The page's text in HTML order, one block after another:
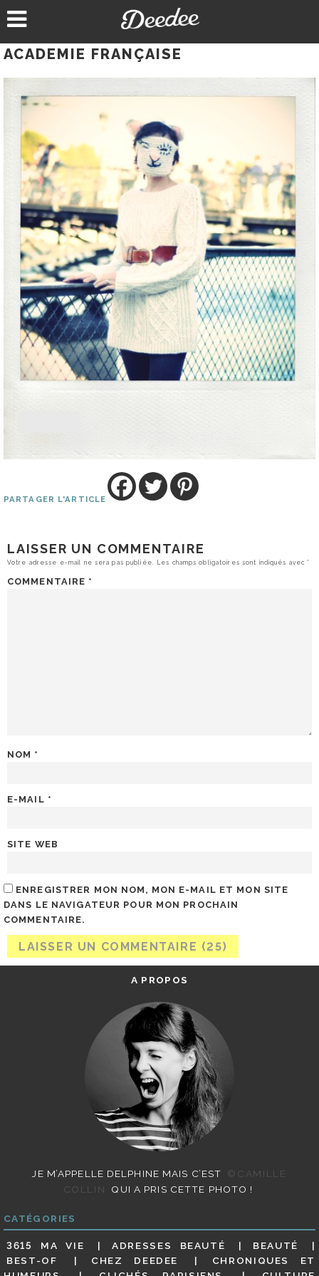
au
ACADEMIE FRANÇAISE
PARTAGER L'ARTICLE
LAISSER UN COMMENTAIRE
Votre adresse e-mail ne sera pas publiée. Les champs obligatoires sont indiqués avec*
COMMENTAIRE *
NOM *
E-MAIL *
SITE WEB
ENREGISTRER MON NOM, MON E-MAIL ET MON SITE
DANS LE NAVIGATEUR POUR MON PROCHAIN
COMMENTAIRE.
A PROPOS
JE M’APPELLE DELPHINE MAIS C’EST
©CAMILLE
COLLIN
QUI A PRIS CETTE PHOTO !
CATÉGORIES
3615 MA VIE ADRESSES BEAUTÉ
BEAUTÉ
BEST-OF
CHEZ DEEDEE
CHRONIQUES ET